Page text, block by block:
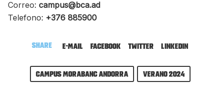
Correo: campus@bca.ad
Telefono: +376 885900
Share E-mail Facebook Twitter LinkedIn
Campus MoraBanc Andorra Verano 2024